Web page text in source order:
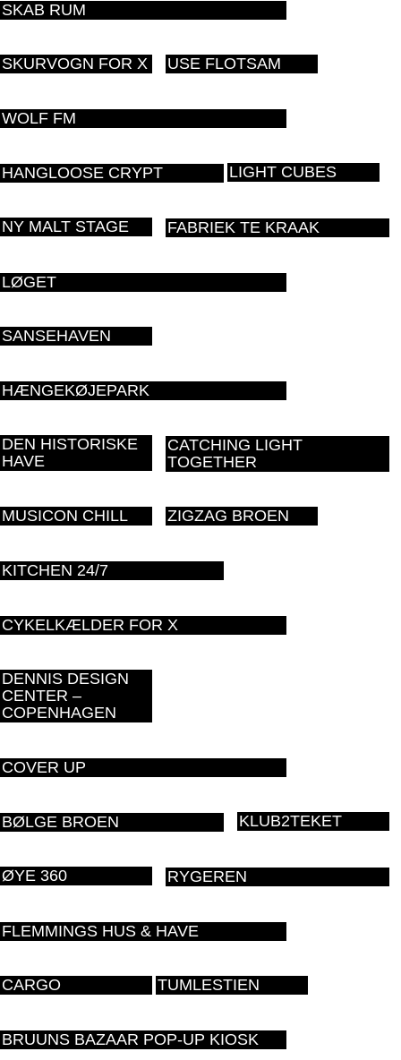
SKAB RUM
SKURVOGN FOR X USE FLOTSAM
WOLF FM
HANGLOOSE CRYPT LIGHT CUBES
NY MALT STAGE FABRIEK TE KRAAK
LØGET
SANSEHAVEN
HÆNGEKØJEPARK
DEN HISTORISKE
HAVE
CATCHING LIGHT
TOGETHER
MUSICON CHILL ZIGZAG BROEN
KITCHEN 24/7
CYKELKÆLDER FOR X
DENNIS DESIGN
CENTER –
COPENHAGEN
COVER UP
BØLGE BROEN KLUB2TEKET
ØYE 360 RYGEREN
FLEMMINGS HUS & HAVE
CARGO TUMLESTIEN
BRUUNS BAZAAR POP-UP KIOSK